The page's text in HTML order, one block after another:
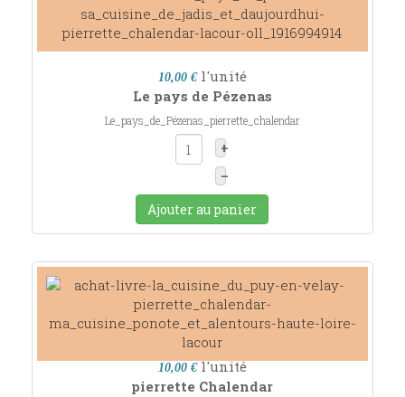
10,00 € l'unité
Le pays de Pézenas
Le_pays_de_Pézenas_pierrette_chalendar
+
–
Ajouter au panier
10,00 € l'unité
pierrette Chalendar